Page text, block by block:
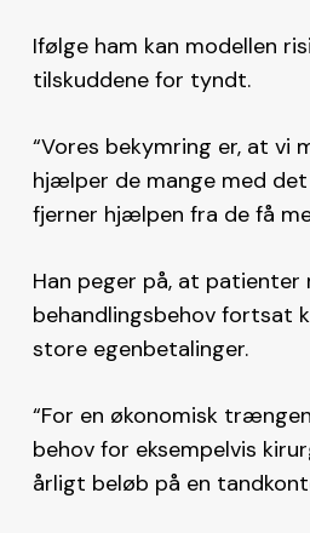
Ifølge ham kan modellen
tilskuddene for tyndt.
“Vores bekymring er, at vi
hjælper de mange med det
fjerner hjælpen fra de få
Han peger på, at
behandlingsbehov fortsat
store egenbetalinger.
“For en økonomisk
behov for eksempelvis
årligt beløb på en